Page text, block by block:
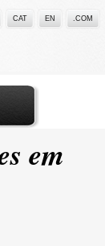
CAT EN .COM
em